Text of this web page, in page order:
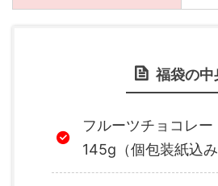
福袋の中
フルーツチョコレー
145g（個包装紙込み